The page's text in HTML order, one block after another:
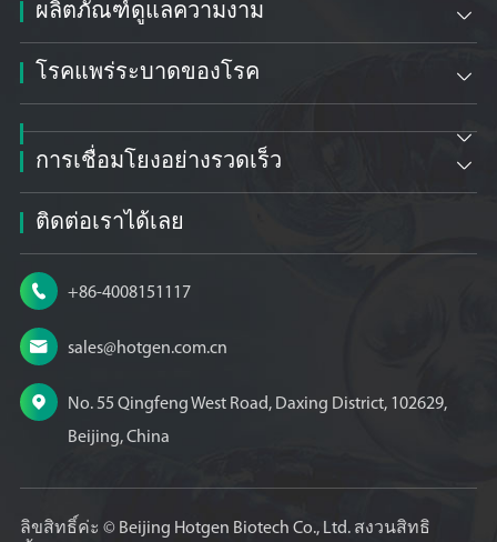
ผลิตภัณฑ์ดูแลความงาม 
โรคแพร่ระบาดของโรค 

การเชื่อมโยงอย่างรวดเร็ว 
ติดต่อเราได้เลย
 +86-4008151117
 sales@hotgen.com.cn

No. 55 Qingfeng West Road, Daxing District, 102629,
Beijing, China
ลิขสิทธิ์ค่ะ © Beijing Hotgen Biotech Co., Ltd. สงวนสิทธิ